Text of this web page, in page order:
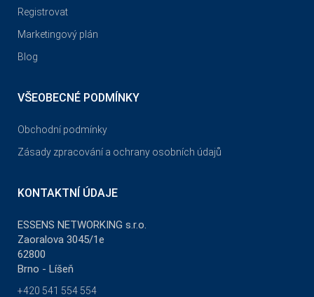
Registrovat
Marketingový plán
Blog
VŠEOBECNÉ PODMÍNKY
Obchodní podmínky
Zásady zpracování a ochrany osobních údajů
KONTAKTNÍ ÚDAJE
ESSENS NETWORKING s.r.o.
Zaoralova 3045/1e
62800
Brno - Líšeň
+420 541 554 554